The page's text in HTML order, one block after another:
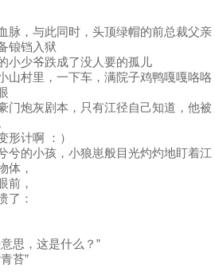
脉，与此同时，头顶绿帽的前总裁父亲
锒铛入狱
小少爷跌成了没人要的孤儿
山村里，一下车，满院子鸡鸭嘎嘎咯咯
门炮灰剧本，只有江径自己知道，他被
形计啊 ：）
兮的小孩，小狼崽般目光灼灼地盯着江
体，
前，
了：
思，这是什么？”
苔”